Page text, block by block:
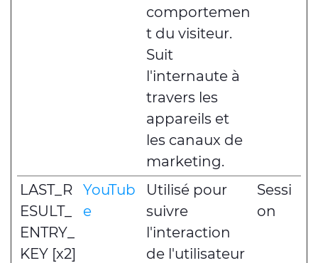
comportemen
t du visiteur.
Suit
l'internaute à
travers les
appareils et
les canaux de
marketing.
LAST_R
ESULT_
ENTRY_
KEY [x2]
YouTub
e
Utilisé pour
suivre
l'interaction
de l'utilisateur
Sessi
on